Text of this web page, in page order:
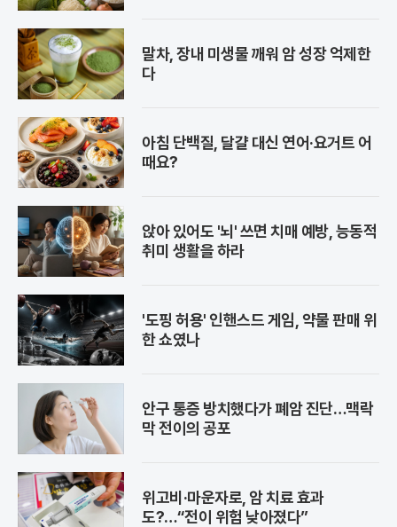
말차, 장내 미생물 깨워 암 성장 억제한
다
아침 단백질, 달걀 대신 연어·요거트 어
때요?
앉아 있어도 '뇌' 쓰면 치매 예방, 능동적
취미 생활을 하라
'도핑 허용' 인핸스드 게임, 약물 판매 위
한 쇼였나
안구 통증 방치했다가 폐암 진단…맥락
막 전이의 공포
위고비·마운자로, 암 치료 효과
도?…“전이 위험 낮아졌다”